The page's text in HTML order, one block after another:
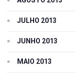
JULHO 2013
JUNHO 2013
MAIO 2013